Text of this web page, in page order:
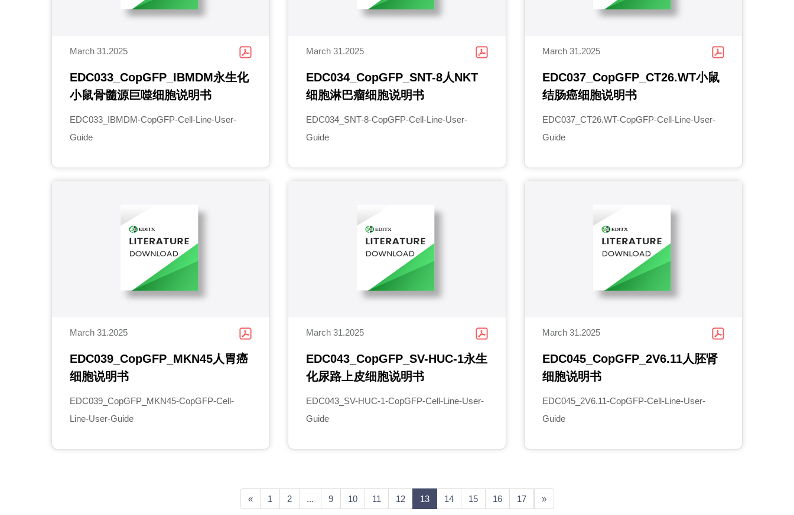
March 31.2025
EDC033_CopGFP_IBMDM永生化
小鼠骨髓源巨噬细胞说明书
EDC033_IBMDM-CopGFP-Cell-Line-User-
Guide
March 31.2025
EDC034_CopGFP_SNT-8人NKT
细胞淋巴瘤细胞说明书
EDC034_SNT-8-CopGFP-Cell-Line-User-
Guide
March 31.2025
EDC037_CopGFP_CT26.WT小鼠
结肠癌细胞说明书
EDC037_CT26.WT-CopGFP-Cell-Line-User-
Guide
March 31.2025
EDC039_CopGFP_MKN45人胃癌
细胞说明书
EDC039_CopGFP_MKN45-CopGFP-Cell-
Line-User-Guide
March 31.2025
EDC043_CopGFP_SV-HUC-1永生
化尿路上皮细胞说明书
EDC043_SV-HUC-1-CopGFP-Cell-Line-User-
Guide
March 31.2025
EDC045_CopGFP_2V6.11人胚肾
细胞说明书
EDC045_2V6.11-CopGFP-Cell-Line-User-
Guide
« 1 2 ... 9 10 11 12 13 14 15 16 17 »